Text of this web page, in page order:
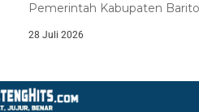
Pemerintah Kabupaten
28 Juli 2026